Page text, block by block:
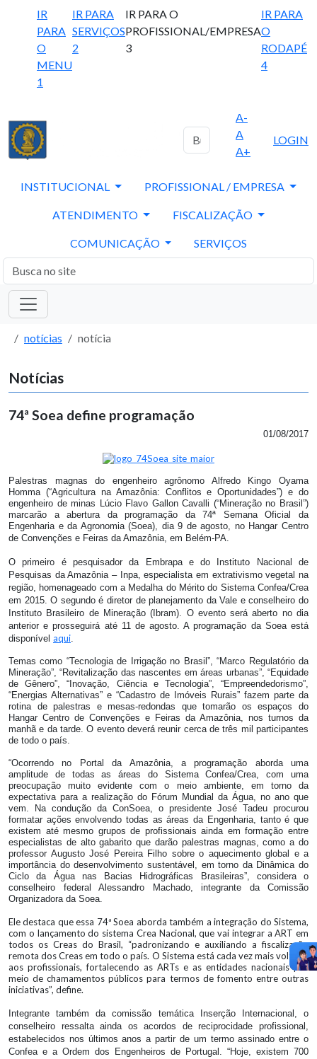
IR
PARA
O
MENU
1
IR PARA
SERVIÇOS
2
IR PARA O
PROFISSIONAL/EMPRESA
3
IR PARA
O
RODAPÉ
4
A-
A
A+
LOGIN
INSTITUCIONAL PROFISSIONAL / EMPRESA
ATENDIMENTO FISCALIZAÇÃO
COMUNICAÇÃO SERVIÇOS
notícias notícia
Notícias
74ª Soea define programação
01/08/2017
Palestras magnas do engenheiro agrônomo Alfredo Kingo Oyama
Homma (“Agricultura na Amazônia: Conflitos e Oportunidades”) e do
engenheiro de minas Lúcio Flavo Gallon Cavalli (“Mineração no Brasil”)
marcarão a abertura da programação da 74ª Semana Oficial da
Engenharia e da Agronomia (Soea), dia 9 de agosto, no Hangar Centro
de Convenções e Feiras da Amazônia, em Belém-PA.
O primeiro é pesquisador da Embrapa e do Instituto Nacional de
Pesquisas da Amazônia – Inpa, especialista em extrativismo vegetal na
região, homenageado com a Medalha do Mérito do Sistema Confea/Crea
em 2015. O segundo é diretor de planejamento da Vale e conselheiro do
Instituto Brasileiro de Mineração (Ibram). O evento será aberto no dia
anterior e prosseguirá até 11 de agosto. A programação da Soea está
disponível aqui
Temas como “Tecnologia de Irrigação no Brasil”, “Marco Regulatório da
Mineração”, “Revitalização das nascentes em áreas urbanas”, “Equidade
de Gênero”, “Inovação, Ciência e Tecnologia”, “Empreendedorismo”,
“Energias Alternativas” e “Cadastro de Imóveis Rurais” fazem parte da
rotina de palestras e mesas-redondas que tomarão os espaços do
Hangar Centro de Convenções e Feiras da Amazônia, nos turnos da
manhã e da tarde. O evento deverá reunir cerca de três mil participantes
de todo o país.
“Ocorrendo no Portal da Amazônia, a programação aborda uma
amplitude de todas as áreas do Sistema Confea/Crea, com uma
preocupação muito evidente com o meio ambiente, em torno da
expectativa para a realização do Fórum Mundial da Água, no ano que
vem. Na condução da ConSoea, o presidente José Tadeu procurou
formatar ações envolvendo todas as áreas da Engenharia, tanto é que
existem até mesmo grupos de profissionais ainda em formação entre
especialistas de alto gabarito que darão palestras magnas, como a do
professor Augusto José Pereira Filho sobre o aquecimento global e a
importância do desenvolvimento sustentável, em torno da Dinâmica do
Ciclo da Água nas Bacias Hidrográficas Brasileiras”, considera o
conselheiro federal Alessandro Machado, integrante da Comissão
Organizadora da Soea.
Ele destaca que essa 74ª Soea aborda também a integração do Sistema,
com o lançamento do sistema Crea Nacional, que vai integrar a ART em
todos os Creas do Brasil, “padronizando e auxiliando a fiscalização
remota dos Creas em todo o país. O Sistema está cada vez mais voltado
aos profissionais, fortalecendo as ARTs e as entidades nacionais por
meio de chamamentos públicos para termos de fomento entre outras
iniciativas”, define.
Integrante também da comissão temática Inserção Internacional, o
conselheiro ressalta ainda os acordos de reciprocidade profissional,
estabelecidos nos últimos anos a partir de um termo assinado entre o
Confea e a Ordem dos Engenheiros de Portugal. “Hoje, existem 700